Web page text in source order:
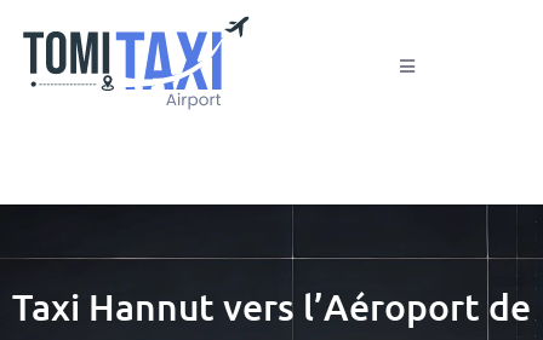
Taxi Hannut vers l’Aéroport de